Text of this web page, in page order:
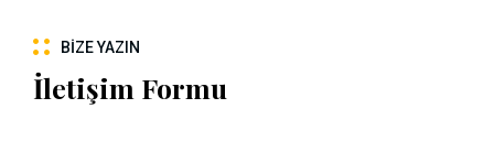
BIZE YAZIN
İletişim Formu